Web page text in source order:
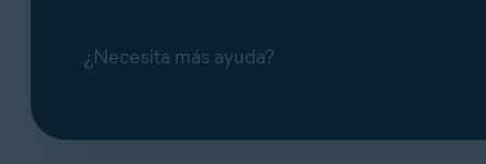
¿Necesita más ayuda?